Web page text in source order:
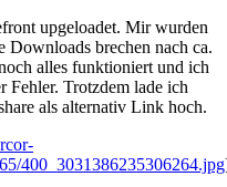
upgeloadet. Mir wurden
Downloads brechen nach ca.
alles funktioniert und ich
Fehler. Trotzdem lade ich
als alternativ Link hoch.
400_3031386235306264.jpg